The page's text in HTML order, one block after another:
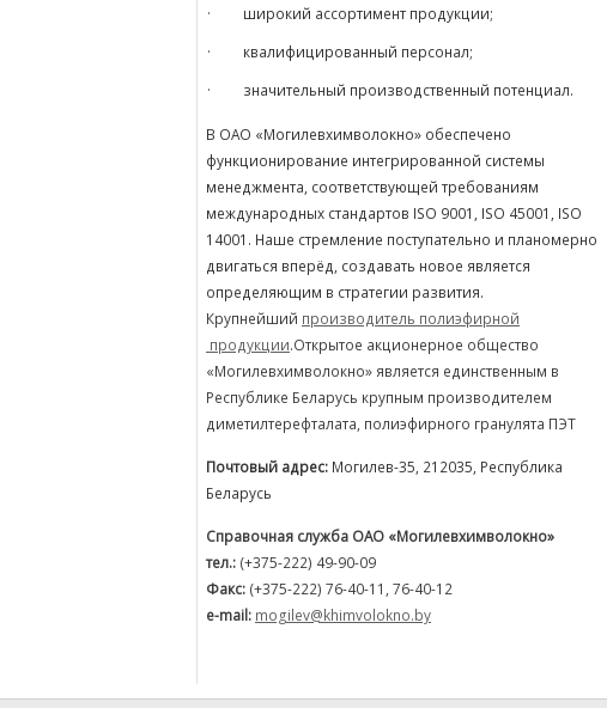
· широкий ассортимент продукции;
· квалифицированный персонал;
· значительный производственный потенциал.
В ОАО «Могилевхимволокно» обеспечено
функционирование интегрированной системы
менеджмента, соответствующей требованиям
международных стандартов ISO 9001, ISO 45001, ISO
14001. Наше стремление поступательно и планомерно
двигаться вперёд, создавать новое является
определяющим в стратегии развития.
Крупнейший производитель полиэфирной
продукции.Открытое акционерное общество
«Могилевхимволокно» является единственным в
Республике Беларусь крупным производителем
диметилтерефталата, полиэфирного гранулята ПЭТ
Почтовый адрес: Могилев-35, 212035, Республика
Беларусь
Справочная служба ОАО «Могилевхимволокно»
тел.: (+375-222) 49-90-09
Факс: (+375-222) 76-40-11, 76-40-12
e-mail: mogilev@khimvolokno.by